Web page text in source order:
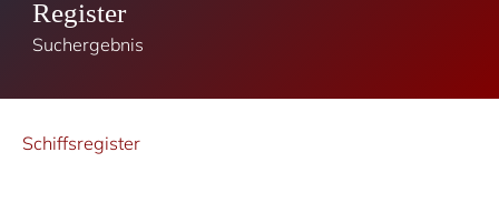
Register
Suchergebnis
Schiffsregister